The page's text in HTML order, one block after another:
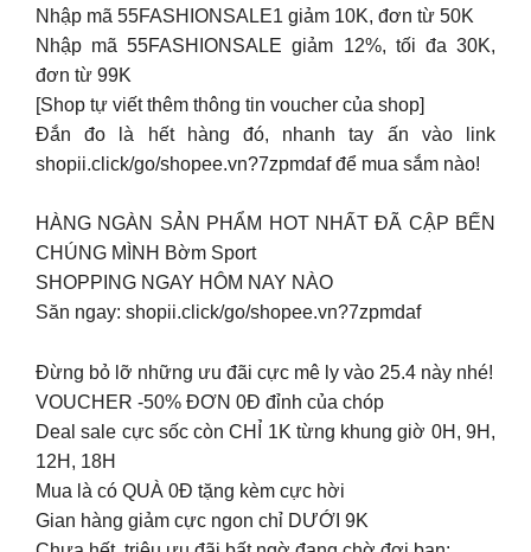
Nhập mã 55FASHIONSALE1 giảm 10K, đơn từ 50K
Nhập mã 55FASHIONSALE giảm 12%, tối đa 30K,
đơn từ 99K
[Shop tự viết thêm thông tin voucher của shop]
Đắn đo là hết hàng đó, nhanh tay ấn vào link
shopii.click/go/shopee.vn?7zpmdaf để mua sắm nào!
HÀNG NGÀN SẢN PHẨM HOT NHẤT ĐÃ CẬP BẾN
CHÚNG MÌNH Bờm Sport
SHOPPING NGAY HÔM NAY NÀO
Săn ngay: shopii.click/go/shopee.vn?7zpmdaf
Đừng bỏ lỡ những ưu đãi cực mê ly vào 25.4 này nhé!
VOUCHER -50% ĐƠN 0Đ đỉnh của chóp
Deal sale cực sốc còn CHỈ 1K từng khung giờ 0H, 9H,
12H, 18H
Mua là có QUÀ 0Đ tặng kèm cực hời
Gian hàng giảm cực ngon chỉ DƯỚI 9K